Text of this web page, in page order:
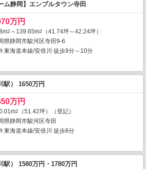
ム静岡】エンブルタウン寺田
万円
2 ～139.65m2
（41.74坪～42.24坪）
県静岡市駿河区寺田9-6
東海道本線/安倍川 徒歩9分～10分
駅） 1650万円
万円
2
（51.42坪）（登記）
県静岡市駿河区寺田
東海道本線/安倍川 徒歩8分
駅） 1580万円・1780万円